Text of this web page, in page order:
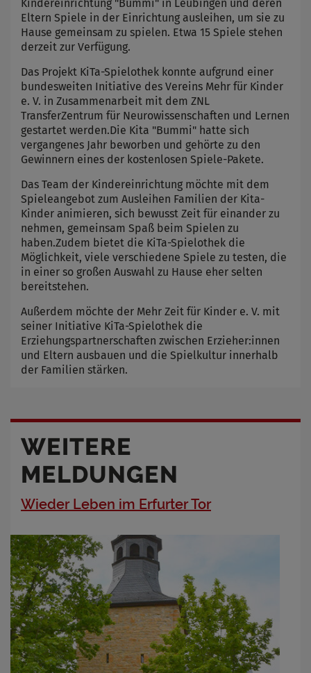
Kindereinrichtung "Bummi" in Leubingen und deren
Eltern Spiele in der Einrichtung ausleihen, um sie zu
Hause gemeinsam zu spielen. Etwa 15 Spiele stehen
derzeit zur Verfügung.
Das Projekt KiTa-Spielothek konnte aufgrund einer
bundesweiten Initiative des Vereins Mehr für Kinder
e. V. in Zusammenarbeit mit dem ZNL
TransferZentrum für Neurowissenschaften und Lernen
gestartet werden.Die Kita "Bummi" hatte sich
vergangenes Jahr beworben und gehörte zu den
Gewinnern eines der kostenlosen Spiele-Pakete.
Das Team der Kindereinrichtung möchte mit dem
Spieleangebot zum Ausleihen Familien der Kita-
Kinder animieren, sich bewusst Zeit für einander zu
nehmen, gemeinsam Spaß beim Spielen zu
haben.Zudem bietet die KiTa-Spielothek die
Möglichkeit, viele verschiedene Spiele zu testen, die
in einer so großen Auswahl zu Hause eher selten
bereitstehen.
Außerdem möchte der Mehr Zeit für Kinder e. V. mit
seiner Initiative KiTa-Spielothek die
Erziehungspartnerschaften zwischen Erzieher:innen
und Eltern ausbauen und die Spielkultur innerhalb
der Familien stärken.
WEITERE
MELDUNGEN
Wieder Leben im Erfurter Tor